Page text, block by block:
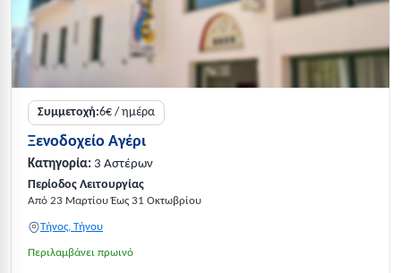
Συμμετοχή:6€ / ημέρα
Ξενοδοχείο Αγέρι
Κατηγορία: 3 Αστέρων
Περίοδος Λειτουργίας
Από 23 Μαρτίου Έως 31 Οκτωβρίου
Τήνος, Τήνου
Περιλαμβάνει πρωινό